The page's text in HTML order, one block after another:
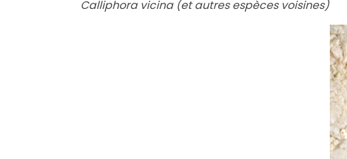
Calliphora vicina (et autres espèces voisines)